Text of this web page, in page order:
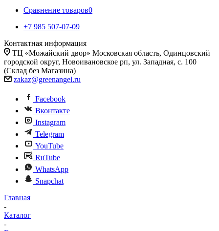
Сравнение товаров0
+7 985 507-07-09
Контактная информация
ТЦ «Можайский двор» Московская область, Одинцовский
городской округ, Новоивановское рп, ул. Западная, с. 100
(Склад без Магазина)
zakaz@greenangel.ru
Facebook
Вконтакте
Instagram
Telegram
YouTube
RuTube
WhatsApp
Snapchat
Главная
-
Каталог
-